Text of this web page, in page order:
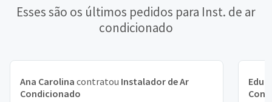
Esses são os últimos pedidos para Inst. de ar
condicionado
Ana Carolina contratou Instalador de Ar
Condicionado